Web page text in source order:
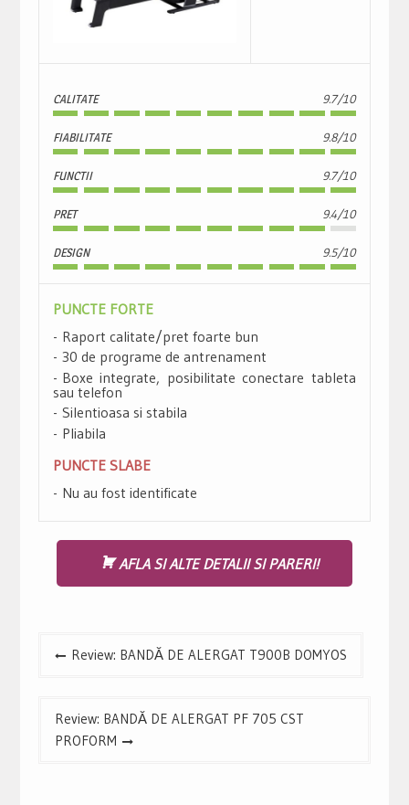
CALITATE 9.7/10
FIABILITATE 9.8/10
FUNCTII 9.7/10
PRET 9.4/10
DESIGN 9.5/10
PUNCTE FORTE
Raport calitate/pret foarte bun
30 de programe de antrenament
Boxe integrate, posibilitate conectare tableta
sau telefon
Silentioasa si stabila
Pliabila
PUNCTE SLABE
Nu au fost identificate
AFLA SI ALTE DETALII SI PARERI!
NavigareReview: BANDĂ DE ALERGAT T900B DOMYOS
Review: BANDĂ DE ALERGAT PF 705 CST
PROFORM